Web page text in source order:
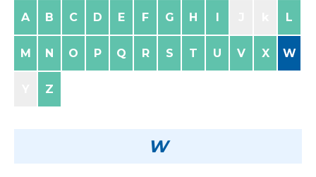
A B C D E F G H I L
M N O P Q R S T U V X W
Z
W